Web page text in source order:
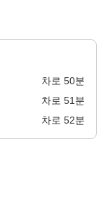
차로 50분
차로 51분
차로 52분